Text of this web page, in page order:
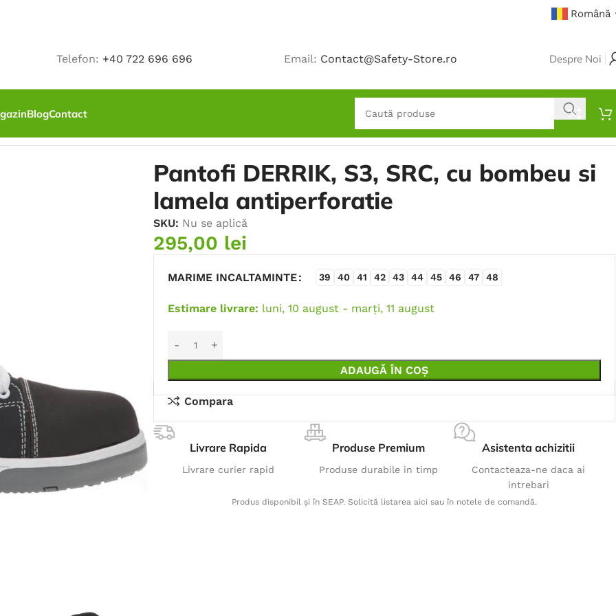
Română
Telefon: +40 722 696 696 Email: Contact@Safety-Store.ro Despre Noi
BlogContact
Pantofi DERRIK, S3, SRC, cu bombeu si
lamela antiperforatie
SKU: Nu se aplică
295,00 lei
MARIME INCALTAMINTE 39 40 41 42 43 44 45 46 47 48
Estimare livrare: luni, 10 august - marți, 11 august
ADAUGĂ ÎN COȘ
Compara
Livrare Rapida
Livrare curier rapid
Produse Premium
Produse durabile in timp
Asistenta achizitii
Contacteaza-ne daca ai
intrebari
Produs disponibil și în SEAP. Solicită listarea aici sau în notele de comandă.